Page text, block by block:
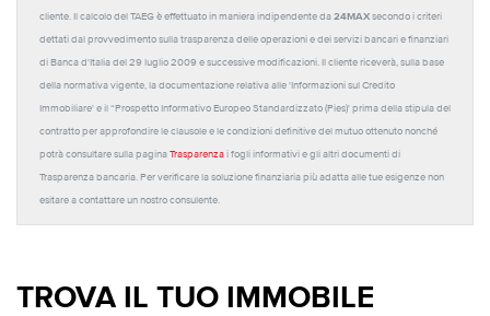
cliente. Il calcolo del TAEG è effettuato in maniera indipendente da 24MAX secondo i criteri
dettati dal provvedimento sulla trasparenza delle operazioni e dei servizi bancari e finanziari
di Banca d'Italia del 29 luglio 2009 e successive modificazioni. Il cliente riceverà, sulla base
della normativa vigente, la documentazione relativa alle 'Informazioni sul Credito
Immobiliare' e il “Prospetto Informativo Europeo Standardizzato (Pies)' prima della stipula del
contratto per approfondire le clausole e le condizioni definitive del mutuo ottenuto nonché
potrà consultare sulla pagina Trasparenza i fogli informativi e gli altri documenti di
Trasparenza bancaria. Per verificare la soluzione finanziaria più adatta alle tue esigenze non
esitare a contattare un nostro consulente.
TROVA IL TUO IMMOBILE